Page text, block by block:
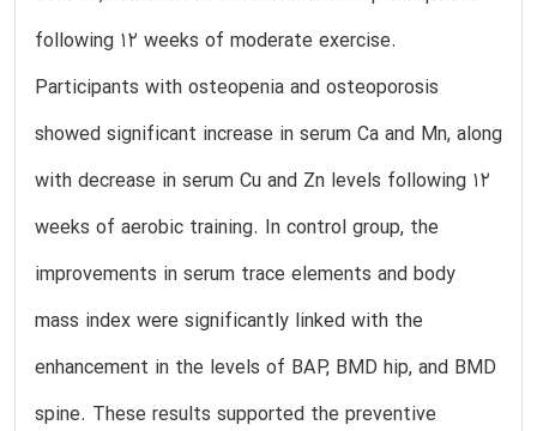
following 12 weeks of moderate exercise.
Participants with osteopenia and osteoporosis
showed significant increase in serum Ca and Mn, along
with decrease in serum Cu and Zn levels following 12
weeks of aerobic training. In control group, the
improvements in serum trace elements and body
mass index were significantly linked with the
enhancement in the levels of BAP, BMD hip, and BMD
spine. These results supported the preventive